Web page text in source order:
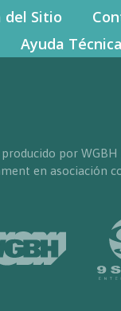
del Sitio
Ayuda Técnica
por
en asociación